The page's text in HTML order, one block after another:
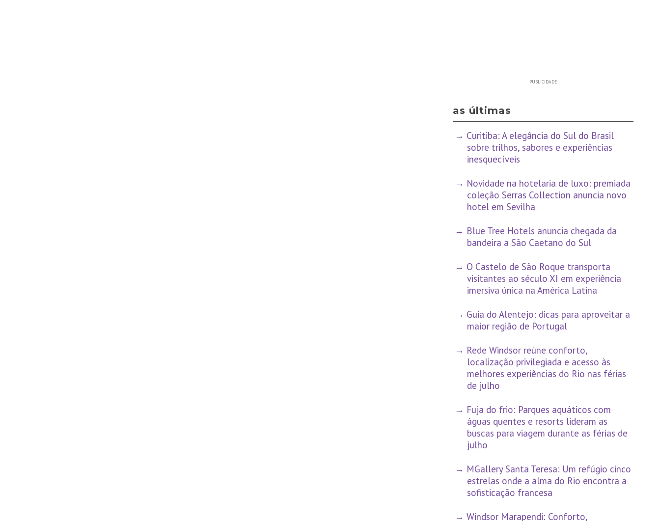
PUBLICIDADE
as últimas
Curitiba: A elegância do Sul do Brasil
sobre trilhos, sabores e experiências
inesquecíveis
Novidade na hotelaria de luxo: premiada
coleção Serras Collection anuncia novo
hotel em Sevilha
Blue Tree Hotels anuncia chegada da
bandeira a São Caetano do Sul
O Castelo de São Roque transporta
visitantes ao século XI em experiência
imersiva única na América Latina
Guia do Alentejo: dicas para aproveitar a
maior região de Portugal
Rede Windsor reúne conforto,
localização privilegiada e acesso às
melhores experiências do Rio nas férias
de julho
Fuja do frio: Parques aquáticos com
águas quentes e resorts lideram as
buscas para viagem durante as férias de
julho
MGallery Santa Teresa: Um refúgio cinco
estrelas onde a alma do Rio encontra a
sofisticação francesa
Windsor Marapendi: Conforto,